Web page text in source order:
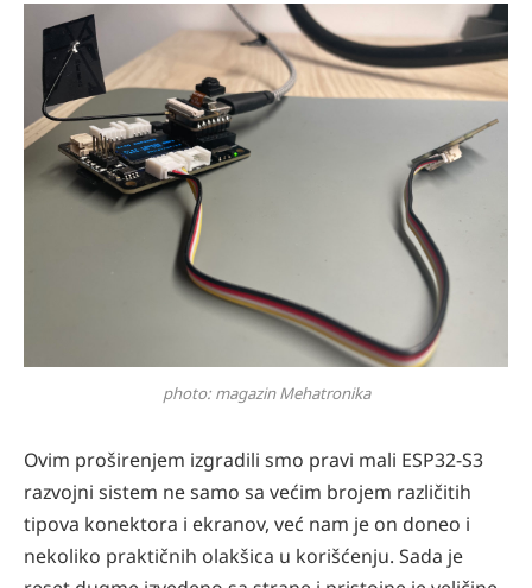
photo: magazin Mehatronika
Ovim proširenjem izgradili smo pravi mali ESP32-S3
razvojni sistem ne samo sa većim brojem različitih
tipova konektora i ekranov, već nam je on doneo i
nekoliko praktičnih olakšica u korišćenju. Sada je